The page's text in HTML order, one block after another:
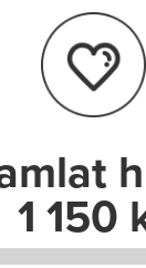
e
I
n
1 150